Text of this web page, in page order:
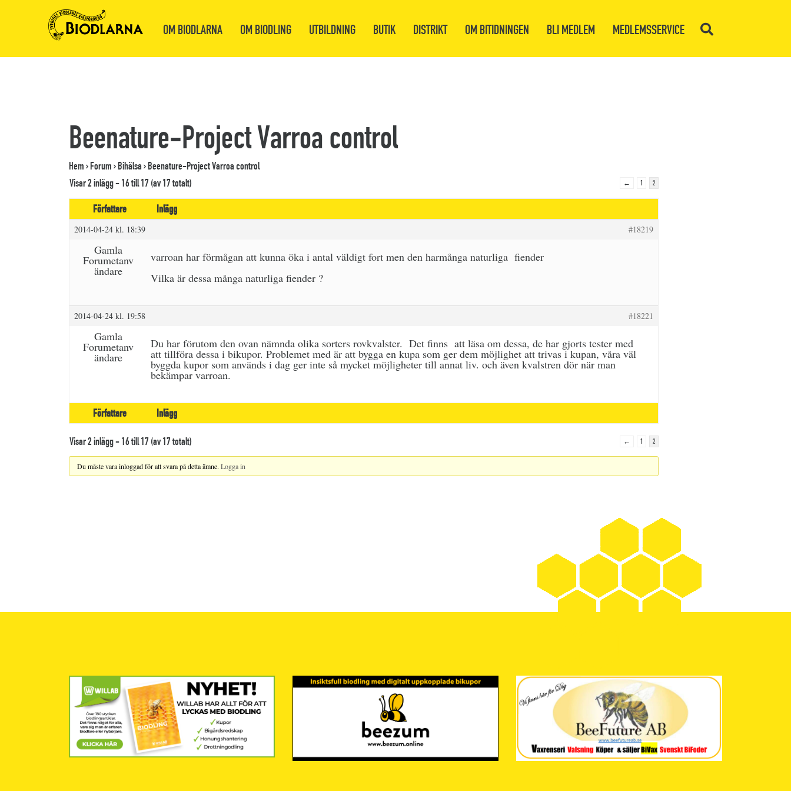
OM BIODLARNA OM BIODLING UTBILDNING BUTIK DISTRIKT OM BITIDNINGEN BLI MEDLEM MEDLEMSSERVICE
Beenature-Project Varroa control
Hem›Forum›Bihälsa›Beenature-Project Varroa control
Visar 2 inlägg - 16 till 17 (av 17 totalt)
← 1 2
Författare Inlägg
2014-04-24 kl. 18:39 #18219
Gamla
Forumetanv
ändare
varroan har förmågan att kunna öka i antal väldigt fort men den harmånga naturliga fiender
Vilka är dessa många naturliga fiender ?
2014-04-24 kl. 19:58 #18221
Gamla
Forumetanv
ändare
Du har förutom den ovan nämnda olika sorters rovkvalster. Det finns att läsa om dessa, de har gjorts tester med
att tillföra dessa i bikupor. Problemet med är att bygga en kupa som ger dem möjlighet att trivas i kupan, våra väl
byggda kupor som används i dag ger inte så mycket möjligheter till annat liv. och även kvalstren dör när man
bekämpar varroan.
Författare Inlägg
Visar 2 inlägg - 16 till 17 (av 17 totalt) ← 1 2
Du måste vara inloggad för att svara på detta ämne. Logga in